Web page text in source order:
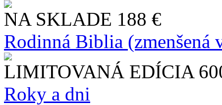
NA SKLADE 188 €
Rodinná Biblia (zmenšená
LIMITOVANÁ EDÍCIA
Roky a dni